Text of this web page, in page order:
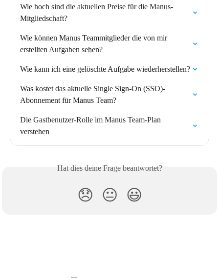
Wie hoch sind die aktuellen Preise für die Manus-
Mitgliedschaft?
Wie können Manus Teammitglieder die von mir
erstellten Aufgaben sehen?
Wie kann ich eine gelöschte Aufgabe wiederherstellen?
Was kostet das aktuelle Single Sign-On (SSO)-
Abonnement für Manus Team?
Die Gastbenutzer-Rolle im Manus Team-Plan
verstehen
Hat dies deine Frage beantwortet?
😞 😐 😃